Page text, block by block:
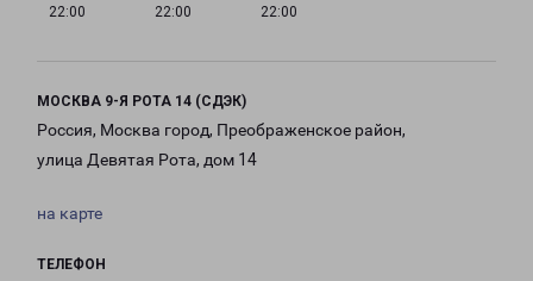
22:00
22:00
22:00
МОСКВА 9-Я РОТА 14 (СДЭК)
Россия, Москва город, Преображенское район,
улица Девятая Рота, дом 14
на карте
ТЕЛЕФОН